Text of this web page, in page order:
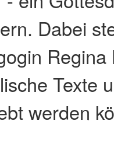
Dabei
Texte
werden